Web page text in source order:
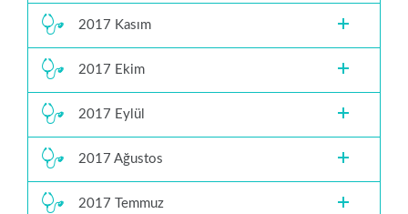
2017 Kasım
2017 Ekim
2017 Eylül
2017 Ağustos
2017 Temmuz